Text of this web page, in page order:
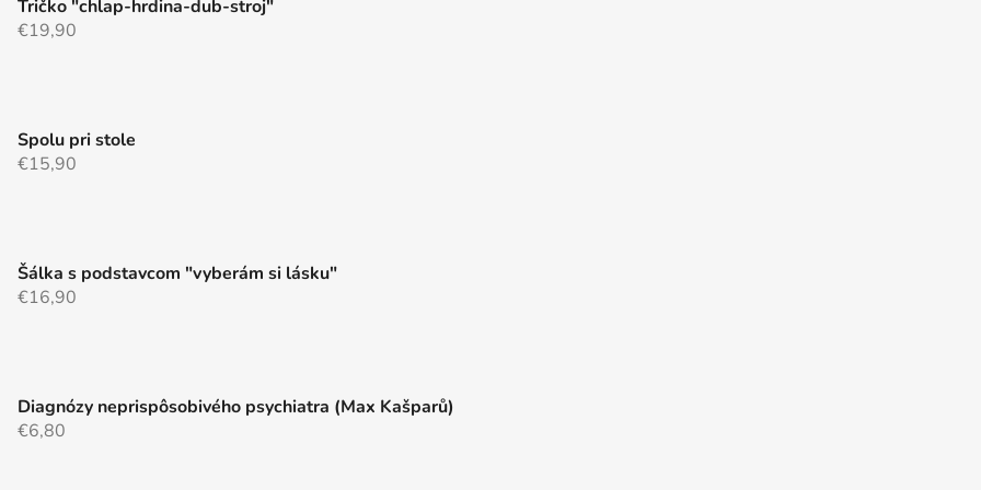
Tričko "chlap-hrdina-dub-stroj"
€19,90
Spolu pri stole
€15,90
Šálka s podstavcom "vyberám si lásku"
€16,90
Diagnózy neprispôsobivého psychiatra (Max Kašparů)
€6,80